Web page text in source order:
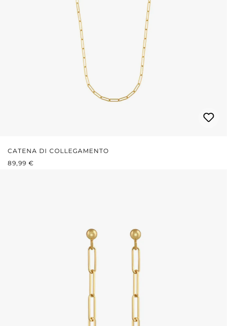
CATENA DI COLLEGAMENTO
PREZZO NORMALE:
89,99 €